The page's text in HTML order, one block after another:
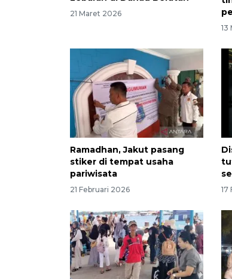
21 Maret 2026
13
Ramadhan, Jakut pasang
stiker di tempat usaha
pariwisata
21 Februari 2026 17